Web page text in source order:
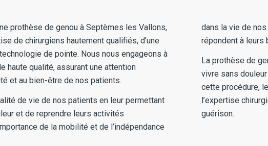
prothèse de genou à Septèmes les Vallons,
de chirurgiens hautement qualifiés, d’une
de pointe. Nous nous engageons à
qualité, assurant une attention
et au bien-être de nos patients.
de vie de nos patients en leur permettant
et de reprendre leurs activités
de la mobilité et de l’indépendance
dans la vie de
répondent à leurs
La prothèse de
vivre sans
cette procédure,
l’expertise
guérison.